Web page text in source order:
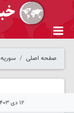
صفحه اصلی سوریه
۱۲ دی ۱۴۰۳ - ۱۰:۳۲